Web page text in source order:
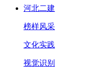
河北二建
榜样风采
文化实践
视觉识别